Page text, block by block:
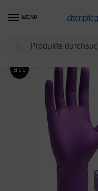
MENU
Einmalhandschuhe
alt